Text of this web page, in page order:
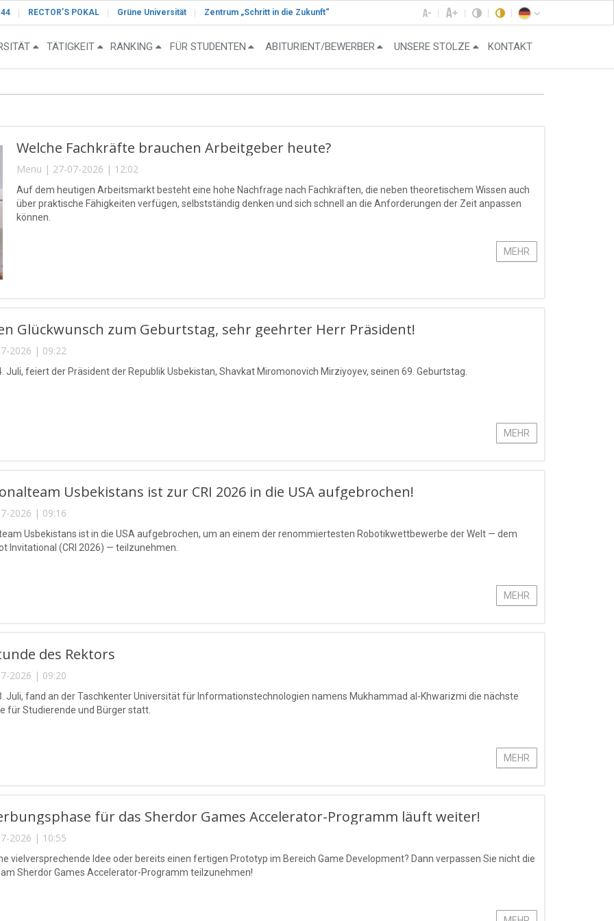
RECTOR’S POKAL Grüne Universität Zentrum „Schritt in die Zukunft“
TÄTIGKEIT RANKING FÜR STUDENTEN ABITURIENT/BEWERBER UNSERE STOLZE KONTAKT
Welche Fachkräfte brauchen Arbeitgeber heute?
Menu | 27-07-2026 | 12:02
Auf dem heutigen Arbeitsmarkt besteht eine hohe Nachfrage nach Fachkräften, die neben theoretischem Wissen auch
über praktische Fähigkeiten verfügen, selbstständig denken und sich schnell an die Anforderungen der Zeit anpassen
können.
MEHR
Glückwunsch zum Geburtstag, sehr geehrter Herr Präsident!
2026 | 09:22
Juli, feiert der Präsident der Republik Usbekistan, Shavkat Miromonovich Mirziyoyev, seinen 69. Geburtstag.
MEHR
Usbekistans ist zur CRI 2026 in die USA aufgebrochen!
2026 | 09:16
Usbekistans ist in die USA aufgebrochen, um an einem der renommiertesten Robotikwettbewerbe der Welt — dem
Invitational (CRI 2026) — teilzunehmen.
MEHR
des Rektors
2026 | 09:20
Juli, fand an der Taschkenter Universität für Informationstechnologien namens Mukhammad al-Khwarizmi die nächste
für Studierende und Bürger statt.
MEHR
für das Sherdor Games Accelerator-Programm läuft weiter!
2026 | 10:55
vielversprechende Idee oder bereits einen fertigen Prototyp im Bereich Game Development? Dann verpassen Sie nicht die
Sherdor Games Accelerator-Programm teilzunehmen!